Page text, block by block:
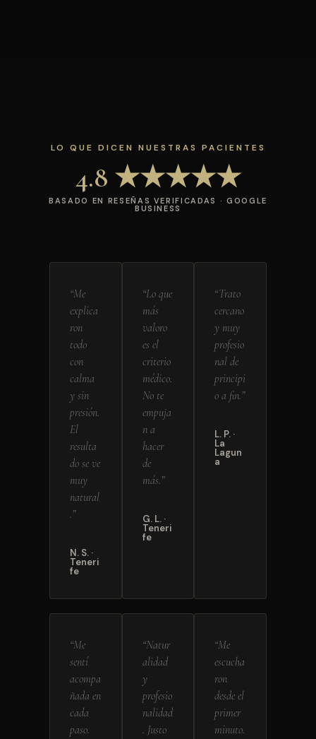
LO QUE DICEN NUESTRAS PACIENTES
4.8 ★★★★★
BASADO EN RESEÑAS VERIFICADAS · GOOGLE
BUSINESS
“Me
explica
ron
todo
con
calma
y sin
presión.
El
resulta
do se ve
muy
natural
.”
N. S. ·
Teneri
fe
“Lo que
más
valoro
es el
criterio
médico.
No te
empuja
n a
hacer
de
más.”
G. L. ·
Teneri
fe
“Trato
cercano
y muy
profesio
nal de
principi
o a fin.”
L. P. ·
La
Lagun
a
“Me
sentí
acompa
ñada en
cada
paso.
“Natur
alidad
y
profesio
nalidad
. Justo
“Me
escucha
ron
desde el
primer
minuto.